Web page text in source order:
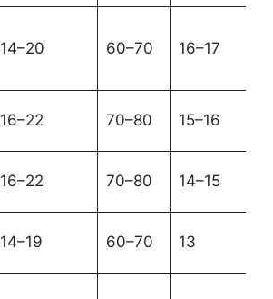
14–20 60–70 16–17
16–22 70–80 15–16
16–22 70–80 14–15
14–19 60–70 13